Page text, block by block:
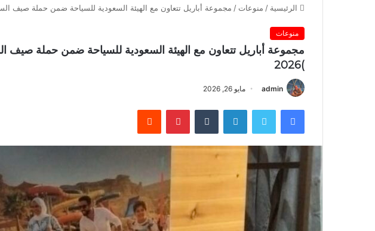
الرئيسية / منوعات / مجموعة أباريل تتعاون مع الهيئة السعودية للسياحة ضمن حملة صيف
منوعات
مجموعة أباريل تتعاون مع الهيئة السعودية للسياحة ضمن حملة صيف
)2026
admin مايو 26, 2026
فيسبوك تويتر لينكدإن بينتيريست